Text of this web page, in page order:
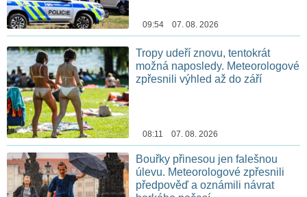
09:54 07. 08. 2026
Tropy udeří znovu, tentokrát
možná naposledy. Meteorologové
zpřesnili výhled až do září
08:11 07. 08. 2026
Bouřky přinesou jen falešnou
úlevu. Meteorologové zpřesnili
předpověď a oznámili návrat